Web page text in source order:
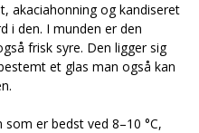
akaciahonning og kandiseret
i den. I munden er den
frisk syre. Den ligger sig
et glas man også kan
er bedst ved 8–10 °C,